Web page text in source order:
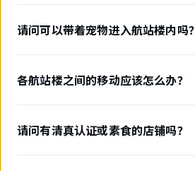
请问可以带着宠物进入航站楼内吗？
各航站楼之间的移动应该怎么办？
请问有清真认证或素食的店铺吗？